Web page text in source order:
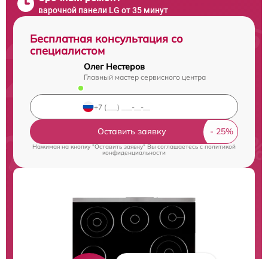
варочной панели LG от 35 минут
Бесплатная консультация со
специалистом
Олег Нестеров
Главный мастер сервисного центра
Оставить заявку
Нажимая на кнопку "Оставить заявку" Вы соглашаетесь cполитикой
конфиденциальности